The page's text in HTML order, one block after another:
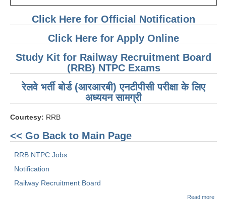
Click Here for Official Notification
Click Here for Apply Online
Study Kit for Railway Recruitment Board
(RRB) NTPC Exams
रेलवे भर्ती बोर्ड (आरआरबी) एनटीपीसी परीक्षा के लिए
अध्ययन सामग्री
Courtesy: RRB
<< Go Back to Main Page
RRB NTPC Jobs
Notification
Railway Recruitment Board
Read more